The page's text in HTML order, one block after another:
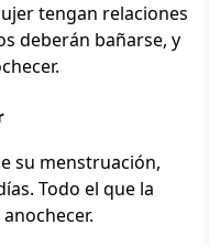
tengan relaciones
deberán bañarse, y
su menstruación,
Todo el que la